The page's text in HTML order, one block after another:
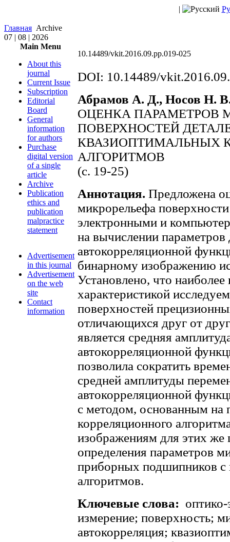
|
Главная Archive
07 | 08 | 2026
Main Menu
About this
journal
Current Issue
Subscription
Editorial
Board
General
information
for authors
Purchase
digital version
of a single
article
Archive
Publication
ethics and
publication
malpractice
statement
Advertisement
in this journal
Advertisement
on the web
site
Contact
information
10.14489/vkit.2016.09.pp.019-025
DOI: 10.14489/
Абрамов А. Д., Носов Н.
ОЦЕНКА ПАРАМЕТРОВ
ПОВЕРХНОСТЕЙ
КВАЗИОПТИМАЛЬНЫХ
АЛГОРИТМОВ
(c. 19-25)
Аннотация. Предложена
микрорельефа
электронными и
на вычислении
автокорреляционной
бинарному изображению
Установлено, что
характеристикой
поверхностей
отличающихся друг от
является средняя
автокорреляционной
позволила сократить
средней амплитуды
автокорреляционной
с методом, основанным на
корреляционного
изображениям для этих же
определения параметров
приборных подшипников
алгоритмов.
Ключевые слова:
измерение; поверхность;
автокорреляция;